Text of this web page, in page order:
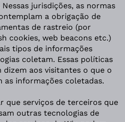
jurisdições, as normas
a obrigação de
de rastreio (por
cookies, web beacons etc.)
tipos de informações
coletam. Essas políticas
dizem aos visitantes o que o
as informações coletadas.
que serviços de terceiros que
outras tecnologias de